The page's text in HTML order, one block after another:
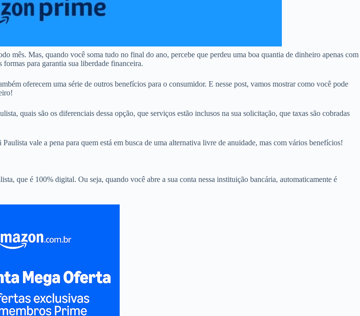
mês. Mas, quando você soma tudo no final do ano, percebe que perdeu uma boa quantia de dinheiro apenas com
para garantia sua liberdade financeira.
oferecem uma série de outros benefícios para o consumidor. E nesse post, vamos mostrar como você pode
quais são os diferenciais dessa opção, que serviços estão inclusos na sua solicitação, que taxas são cobradas
vale a pena para quem está em busca de uma alternativa livre de anuidade, mas com vários benefícios!
que é 100% digital. Ou seja, quando você abre a sua conta nessa instituição bancária, automaticamente é